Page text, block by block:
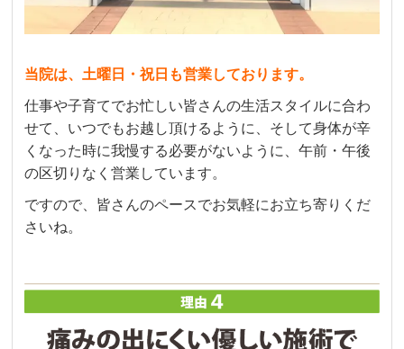
当院は、土曜日・祝日も営業しております。
仕事や子育てでお忙しい皆さんの生活スタイルに合わ
せて、いつでもお越し頂けるように、そして身体が辛
くなった時に我慢する必要がないように、午前・午後
の区切りなく営業しています。
ですので、皆さんのペースでお気軽にお立ち寄りくだ
さいね。